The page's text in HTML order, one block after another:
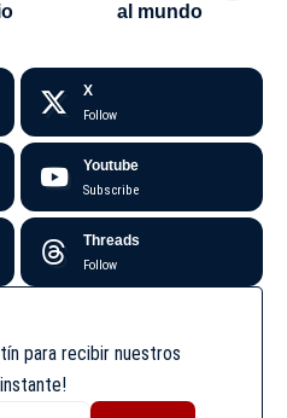
al mundo
X
Follow
Youtube
Subscribe
Threads
Follow
para recibir nuestros